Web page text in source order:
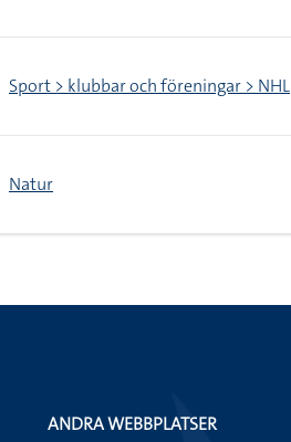
Sport > klubbar och föreningar > NHL
Natur
ANDRA WEBBPLATSER